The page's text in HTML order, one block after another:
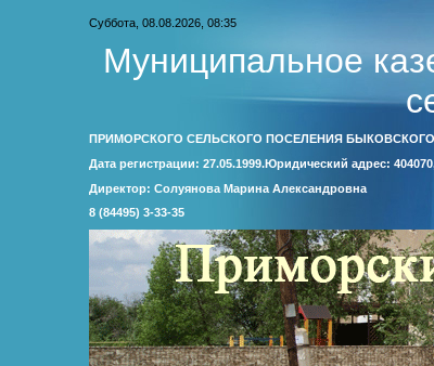
Суббота, 08.08.2026, 08:35
Муниципальное
ПРИМОРСКОГО СЕЛЬСКОГО ПОСЕЛЕНИЯ
Дата регистрации: 27.05.1999.Юридический адрес:
Директор: Солуянова Марина Александровна
8 (84495) 3-33-35